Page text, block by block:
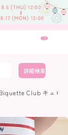
0
詳細検索
Biquette Club キュロ